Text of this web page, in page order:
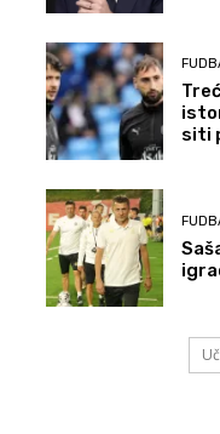
siti